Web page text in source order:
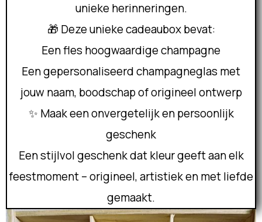
unieke herinneringen.
🎁 Deze unieke cadeaubox bevat:
Een fles hoogwaardige champagne
Een gepersonaliseerd champagneglas met
jouw naam, boodschap of origineel ontwerp
✨ Maak een onvergetelijk en persoonlijk
geschenk
Een stijlvol geschenk dat kleur geeft aan elk
feestmoment – origineel, artistiek en met liefde
gemaakt.